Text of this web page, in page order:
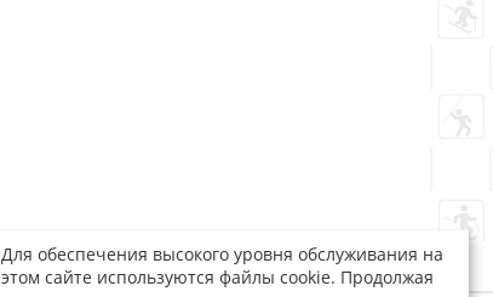
Для обеспечения высокого уровня обслуживания на
этом сайте используются файлы cookie. Продолжая